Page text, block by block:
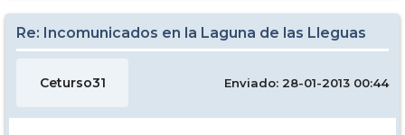
Re: Incomunicados en la Laguna de las Lleguas
Ceturso31 Enviado: 28-01-2013 00:44